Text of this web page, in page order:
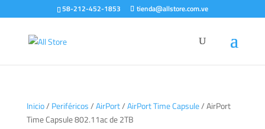
58-212-452-1853 tienda@allstore.com.ve
Inicio/ Periféricos/AirPort/AirPort Time Capsule/ AirPort
Time Capsule 802.11ac de 2TB